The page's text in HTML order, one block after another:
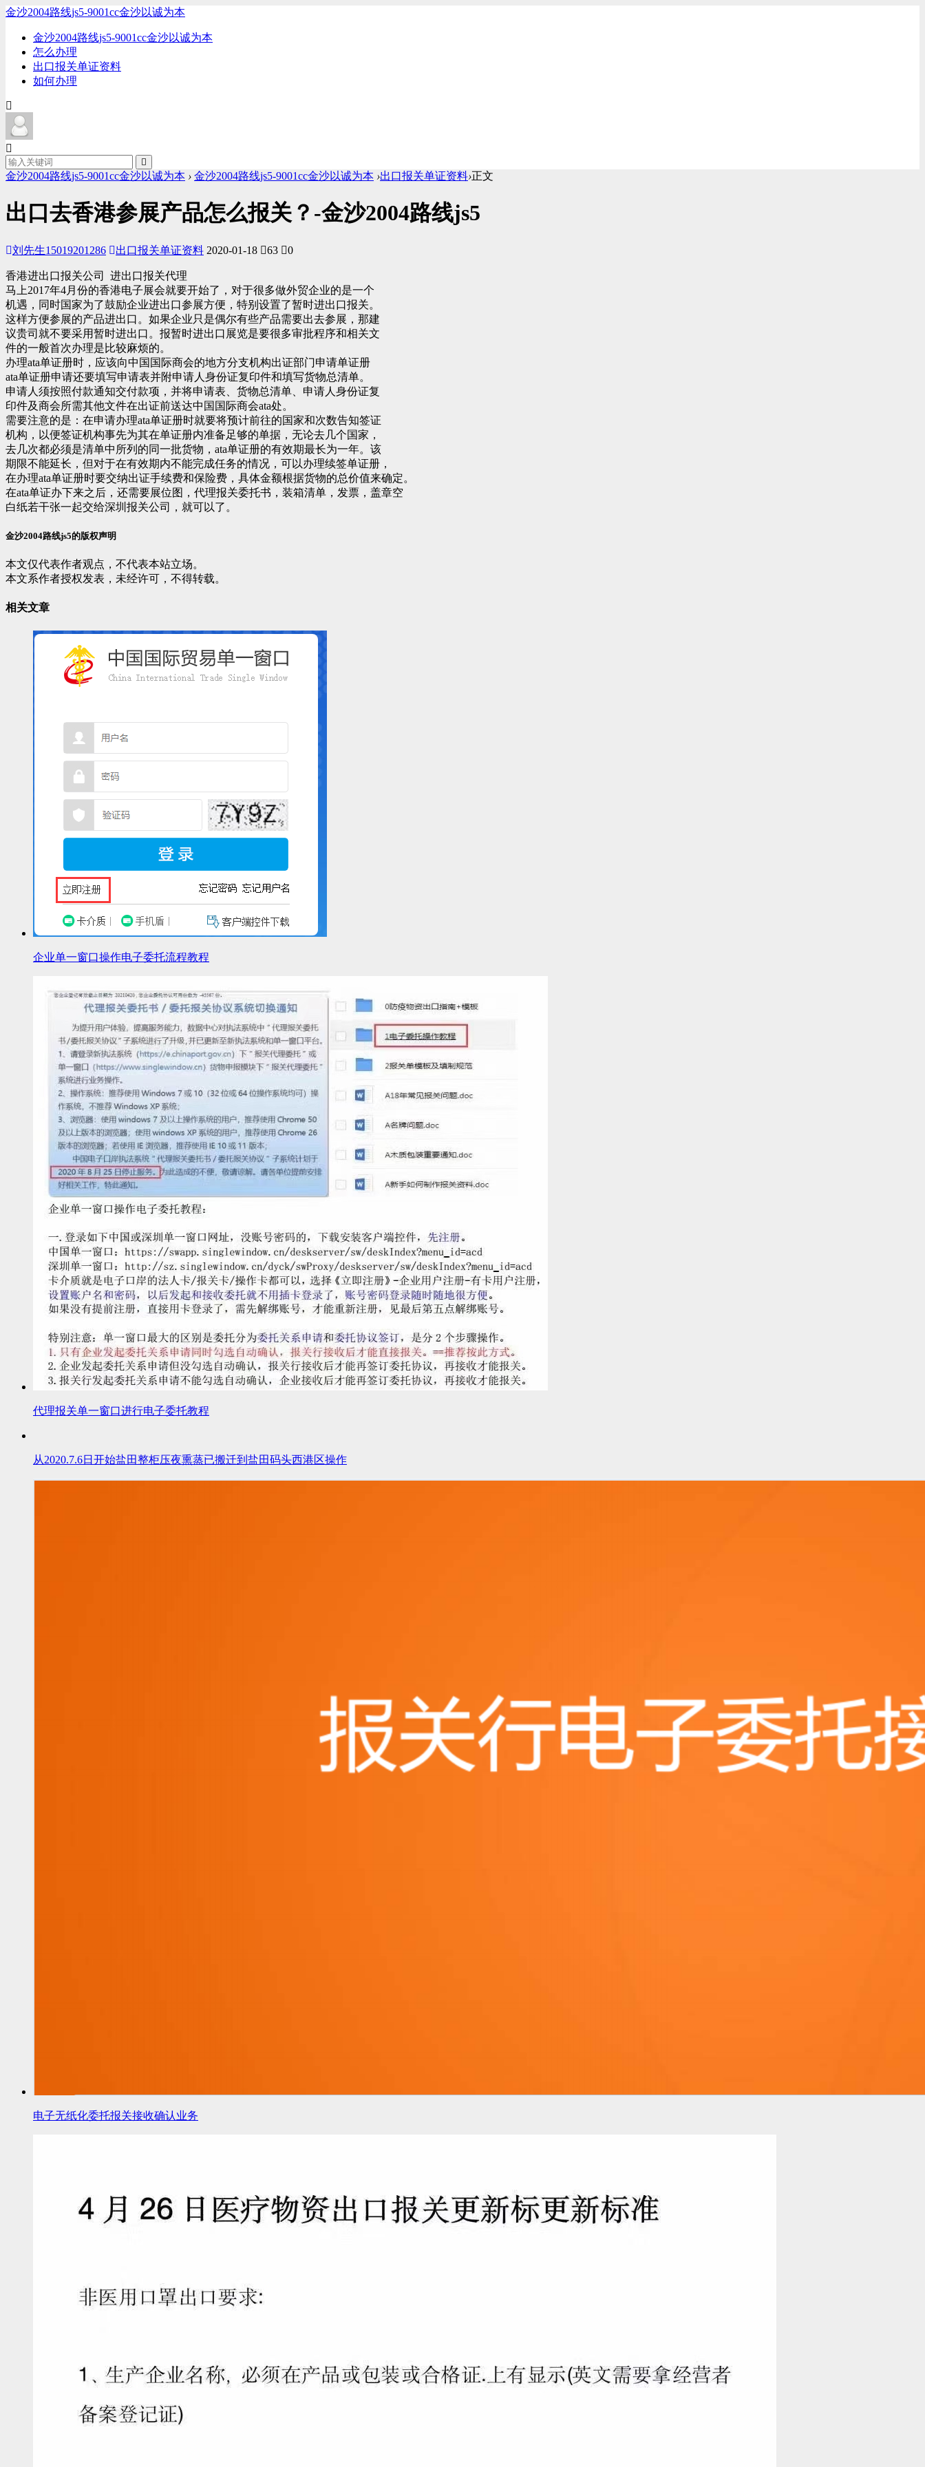
金沙2004路线js5-9001cc金沙以诚为本
金沙2004路线js5-9001cc金沙以诚为本
怎么办理
出口报关单证资料
如何办理
金沙2004路线js5-9001cc金沙以诚为本 › 金沙2004路线js5-9001cc金沙以诚为本 ›出口报关单证资料›正文
出口去香港参展产品怎么报关？-金沙2004路线js5
刘先生15019201286 出口报关单证资料 2020-01-18 63 0
香港进出口报关公司 进出口报关代理
马上2017年4月份的香港电子展会就要开始了，对于很多做外贸企业的是一个
机遇，同时国家为了鼓励企业进出口参展方便，特别设置了暂时进出口报关。
这样方便参展的产品进出口。如果企业只是偶尔有些产品需要出去参展，那建
议贵司就不要采用暂时进出口。报暂时进出口展览是要很多审批程序和相关文
件的一般首次办理是比较麻烦的。
办理ata单证册时，应该向中国国际商会的地方分支机构出证部门申请单证册
ata单证册申请还要填写申请表并附申请人身份证复印件和填写货物总清单。
申请人须按照付款通知交付款项，并将申请表、货物总清单、申请人身份证复
印件及商会所需其他文件在出证前送达中国国际商会ata处。
需要注意的是：在申请办理ata单证册时就要将预计前往的国家和次数告知签证
机构，以便签证机构事先为其在单证册内准备足够的单据，无论去几个国家，
去几次都必须是清单中所列的同一批货物，ata单证册的有效期最长为一年。该
期限不能延长，但对于在有效期内不能完成任务的情况，可以办理续签单证册，
在办理ata单证册时要交纳出证手续费和保险费，具体金额根据货物的总价值来确定。
在ata单证办下来之后，还需要展位图，代理报关委托书，装箱清单，发票，盖章空
白纸若干张一起交给深圳报关公司，就可以了。
金沙2004路线js5的版权声明
本文仅代表作者观点，不代表本站立场。
本文系作者授权发表，未经许可，不得转载。
相关文章
企业单一窗口操作电子委托流程教程
代理报关单一窗口进行电子委托教程
从2020.7.6日开始盐田整柜压夜熏蒸已搬迁到盐田码头西港区操作
电子无纸化委托报关接收确认业务